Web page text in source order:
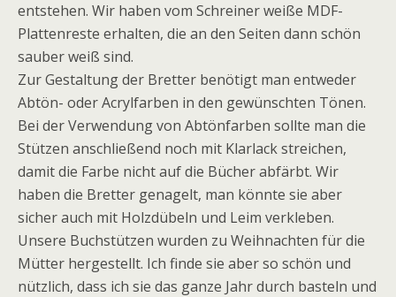
entstehen. Wir haben vom Schreiner weiße MDF-
Plattenreste erhalten, die an den Seiten dann schön
sauber weiß sind.
Zur Gestaltung der Bretter benötigt man entweder
Abtön- oder Acrylfarben in den gewünschten Tönen.
Bei der Verwendung von Abtönfarben sollte man die
Stützen anschließend noch mit Klarlack streichen,
damit die Farbe nicht auf die Bücher abfärbt. Wir
haben die Bretter genagelt, man könnte sie aber
sicher auch mit Holzdübeln und Leim verkleben.
Unsere Buchstützen wurden zu Weihnachten für die
Mütter hergestellt. Ich finde sie aber so schön und
nützlich, dass ich sie das ganze Jahr durch basteln und